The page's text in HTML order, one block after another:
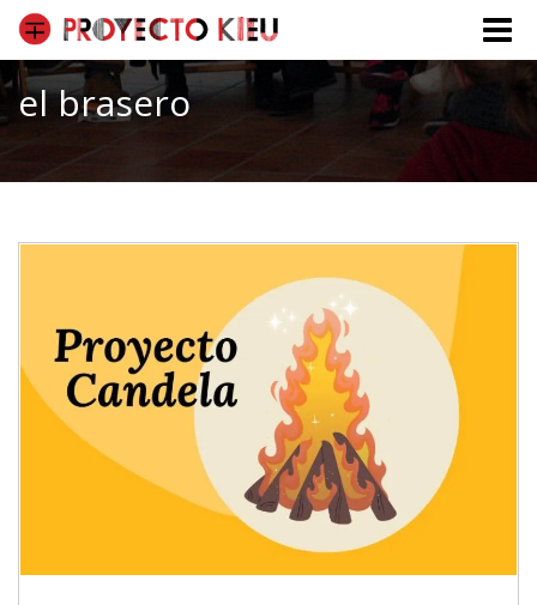
Toggle
el brasero